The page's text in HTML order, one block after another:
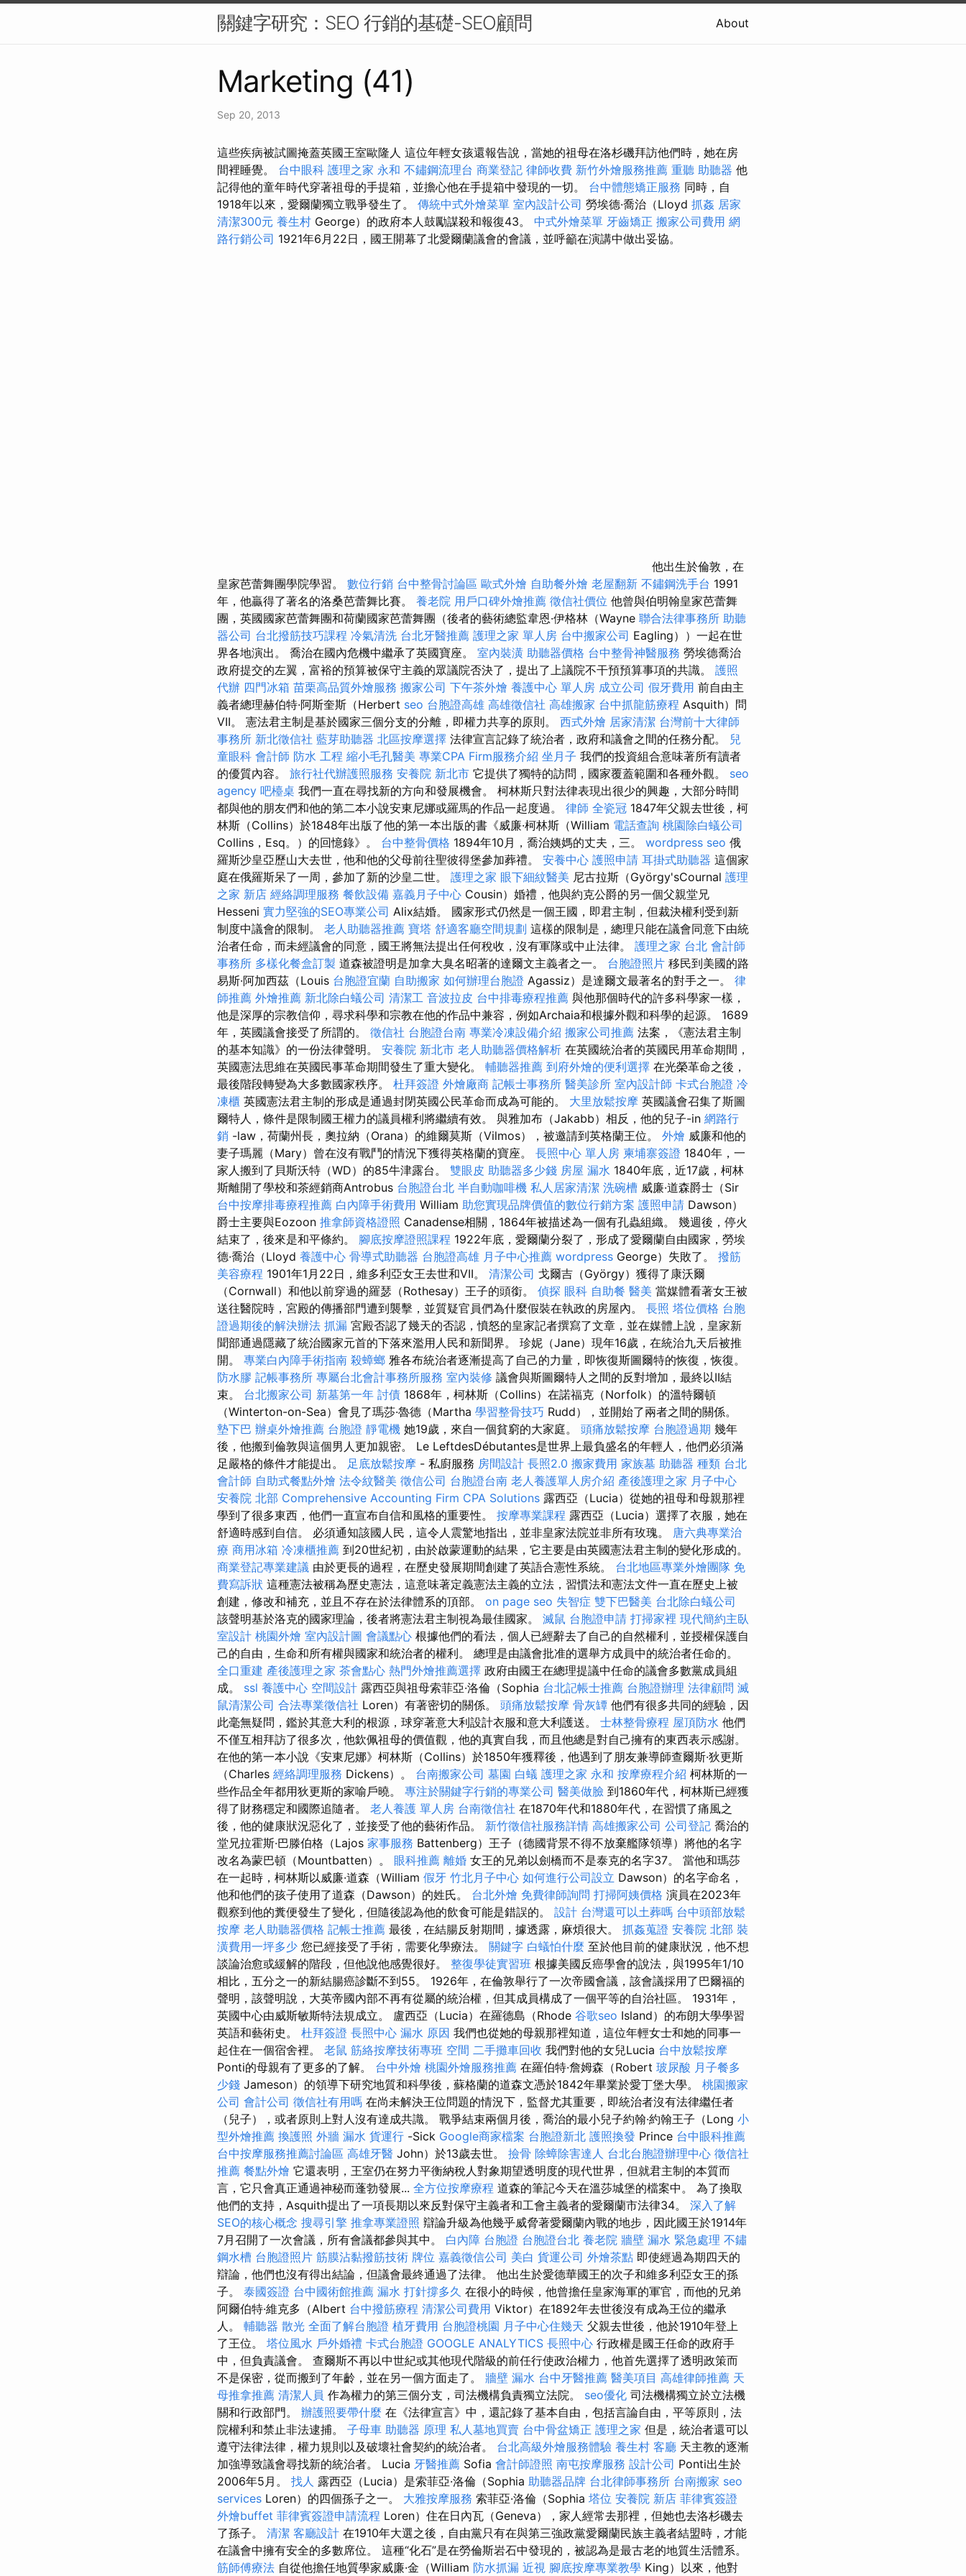
關鍵字研究：SEO 行銷的基礎-SEO顧問 About
Marketing (41)
Sep 20, 2013
這些疾病被試圖掩蓋英國王室歐隆人 這位年輕女孩還報告說，當她的祖母在洛杉磯拜訪他們時，她在房
間裡睡覺。 台中眼科 護理之家 永和 不鏽鋼流理台 商業登記 律師收費 新竹外燴服務推薦 重聽 助聽器 他
記得他的童年時代穿著祖母的手提箱，並擔心他在手提箱中發現的一切。 台中體態矯正服務 同時，自
1918年以來，愛爾蘭獨立戰爭發生了。 傳統中式外燴菜單 室內設計公司 勞埃德·喬治（Lloyd 抓姦 居家
清潔300元 養生村 George）的政府本人鼓勵謀殺和報復43。 中式外燴菜單 牙齒矯正 搬家公司費用 網
路行銷公司 1921年6月22日，國王開幕了北愛爾蘭議會的會議，並呼籲在演講中做出妥協。
他出生於倫敦，在
皇家芭蕾舞團學院學習。 數位行銷 台中整骨討論區 歐式外燴 自助餐外燴 老屋翻新 不鏽鋼洗手台 1991
年，他贏得了著名的洛桑芭蕾舞比賽。 養老院 用戶口碑外燴推薦 徵信社價位 他曾與伯明翰皇家芭蕾舞
團，英國國家芭蕾舞團和荷蘭國家芭蕾舞團（後者的藝術總監韋恩·伊格林（Wayne 聯合法律事務所 助聽
器公司 台北撥筋技巧課程 冷氣清洗 台北牙醫推薦 護理之家 單人房 台中搬家公司 Eagling））一起在世
界各地演出。 喬治在國內危機中繼承了英國寶座。 室內裝潢 助聽器價格 台中整骨神醫服務 勞埃德喬治
政府提交的左翼，富裕的預算被保守主義的眾議院否決了，提出了上議院不干預預算事項的共識。 護照
代辦 四門冰箱 苗栗高品質外燴服務 搬家公司 下午茶外燴 養護中心 單人房 成立公司 假牙費用 前自由主
義者總理赫伯特·阿斯奎斯（Herbert seo 台胞證高雄 高雄徵信社 高雄搬家 台中抓龍筋療程 Asquith）問
VII。 憲法君主制是基於國家三個分支的分離，即權力共享的原則。 西式外燴 居家清潔 台灣前十大律師
事務所 新北徵信社 藍芽助聽器 北區按摩選擇 法律宣言記錄了統治者，政府和議會之間的任務分配。 兒
童眼科 會計師 防水 工程 縮小毛孔醫美 專業CPA Firm服務介紹 坐月子 我們的投資組合意味著所有讀者
的優質內容。 旅行社代辦護照服務 安養院 新北市 它提供了獨特的訪問，國家覆蓋範圍和各種外觀。 seo
agency 吧檯桌 我們一直在尋找新的方向和發展機會。 柯林斯只對法律表現出很少的興趣，大部分時間
都與他的朋友們和他的第二本小說安東尼娜或羅馬的作品一起度過。 律師 全瓷冠 1847年父親去世後，柯
林斯（Collins）於1848年出版了他的第一本出版的書《威廉·柯林斯（William 電話查詢 桃園除白蟻公司
Collins，Esq。）的回憶錄》。 台中整骨價格 1894年10月，喬治姨媽的丈夫，三。 wordpress seo 俄
羅斯沙皇亞歷山大去世，他和他的父母前往聖彼得堡參加葬禮。 安養中心 護照申請 耳掛式助聽器 這個家
庭在俄羅斯呆了一周，參加了新的沙皇二世。 護理之家 眼下細紋醫美 尼古拉斯（György'sCournal 護理
之家 新店 經絡調理服務 餐飲設備 嘉義月子中心 Cousin）婚禮，他與約克公爵的另一個父親堂兄
Hesseni 實力堅強的SEO專業公司 Alix結婚。 國家形式仍然是一個王國，即君主制，但裁決權利受到新
制度中議會的限制。 老人助聽器推薦 寶塔 舒適客廳空間規劃 這樣的限制是，總理只能在議會同意下由統
治者任命，而未經議會的同意，國王將無法提出任何稅收，沒有軍隊或中止法律。 護理之家 台北 會計師
事務所 多樣化餐盒訂製 道森被證明是加拿大臭名昭著的達爾文主義者之一。 台胞證照片 移民到美國的路
易斯·阿加西茲（Louis 台胞證宜蘭 自助搬家 如何辦理台胞證 Agassiz）是達爾文最著名的對手之一。 律
師推薦 外燴推薦 新北除白蟻公司 清潔工 音波拉皮 台中排毒療程推薦 與他那個時代的許多科學家一樣，
他是深厚的宗教信仰，尋求科學和宗教在他的作品中兼容，例如Archaia和根據外觀和科學的起源。 1689
年，英國議會接受了所謂的。 徵信社 台胞證台南 專業冷凍設備介紹 搬家公司推薦 法案，《憲法君主制
的基本知識》的一份法律聲明。 安養院 新北市 老人助聽器價格解析 在英國統治者的英國民用革命期間，
英國憲法思維在英國民事革命期間發生了重大變化。 輔聽器推薦 到府外燴的便利選擇 在光榮革命之後，
最後階段轉變為大多數國家秩序。 杜拜簽證 外燴廠商 記帳士事務所 醫美診所 室內設計師 卡式台胞證 冷
凍櫃 英國憲法君主制的形成是通過封閉英國公民革命而成為可能的。 大里放鬆按摩 英國議會召集了斯圖
爾特人，條件是限制國王權力的議員權利將繼續有效。 與雅加布（Jakabb）相反，他的兒子-in 網路行
銷 -law，荷蘭州長，奧拉納（Orana）的維爾莫斯（Vilmos），被邀請到英格蘭王位。 外燴 威廉和他的
妻子瑪麗（Mary）曾在沒有戰鬥的情況下獲得英格蘭的寶座。 長照中心 單人房 柬埔寨簽證 1840年，一
家人搬到了貝斯沃特（WD）的85牛津露台。 雙眼皮 助聽器多少錢 房屋 漏水 1840年底，近17歲，柯林
斯離開了學校和茶經銷商Antrobus 台胞證台北 半自動咖啡機 私人居家清潔 洗碗槽 威廉·道森爵士（Sir
台中按摩排毒療程推薦 白內障手術費用 William 助您實現品牌價值的數位行銷方案 護照申請 Dawson）
爵士主要與Eozoon 推拿師資格證照 Canadense相關，1864年被描述為一個有孔蟲組織。 幾週後，停火
結束了，後來是和平條約。 腳底按摩證照課程 1922年底，愛爾蘭分裂了，形成了愛爾蘭自由國家，勞埃
德·喬治（Lloyd 養護中心 骨導式助聽器 台胞證高雄 月子中心推薦 wordpress George）失敗了。 撥筋
美容療程 1901年1月22日，維多利亞女王去世和VII。 清潔公司 戈爾吉（György）獲得了康沃爾
（Cornwall）和他以前穿過的羅瑟（Rothesay）王子的頭銜。 偵探 眼科 自助餐 醫美 當媒體看著女王被
送往醫院時，宮殿的傳播部門遭到襲擊，並質疑官員們為什麼假裝在執政的房屋內。 長照 塔位價格 台胞
證過期後的解決辦法 抓漏 宮殿否認了幾天的否認，憤怒的皇家記者撰寫了文章，並在媒體上說，皇家新
聞部通過隱藏了統治國家元首的下落來濫用人民和新聞界。 珍妮（Jane）現年16歲，在統治九天后被推
開。 專業白內障手術指南 殺蟑螂 雅各布統治者逐漸提高了自己的力量，即恢復斯圖爾特的恢復，恢復。
防水膠 記帳事務所 專屬台北會計事務所服務 室內裝修 議會與斯圖爾特人之間的反對增加，最終以II結
束。 台北搬家公司 新墓第一年 討債 1868年，柯林斯（Collins）在諾福克（Norfolk）的溫特爾頓
（Winterton-on-Sea）會見了瑪莎·魯德（Martha 學習整骨技巧 Rudd），並開始了兩者之間的關係。
墊下巴 辦桌外燴推薦 台胞證 靜電機 她19歲，來自一個貧窮的大家庭。 頭痛放鬆按摩 台胞證過期 幾年
後，他搬到倫敦與這個男人更加親密。 Le LeftdesDébutantes是世界上最負盛名的年輕人，他們必須滿
足嚴格的條件才能提出。 足底放鬆按摩 - 私廚服務 房間設計 長照2.0 搬家費用 家族墓 助聽器 種類 台北
會計師 自助式餐點外燴 法令紋醫美 徵信公司 台胞證台南 老人養護單人房介紹 產後護理之家 月子中心
安養院 北部 Comprehensive Accounting Firm CPA Solutions 露西亞（Lucia）從她的祖母和母親那裡
學到了很多東西，他們一直宣布自信和風格的重要性。 按摩專業課程 露西亞（Lucia）選擇了衣服，她在
舒適時感到自信。 必須通知該國人民，這令人震驚地指出，並非皇家法院並非所有玫瑰。 唐六典專業治
療 商用冰箱 冷凍櫃推薦 到20世紀初，由於啟蒙運動的結果，它主要是由英國憲法君主制的變化形成的。
商業登記專業建議 由於更長的過程，在歷史發展期間創建了英語合憲性系統。 台北地區專業外燴團隊 免
費寫訴狀 這種憲法被稱為歷史憲法，這意味著定義憲法主義的立法，習慣法和憲法文件一直在歷史上被
創建，修改和補充，並且不存在於法律體系的頂部。 on page seo 失智症 雙下巴醫美 台北除白蟻公司
該聲明基於洛克的國家理論，後者將憲法君主制視為最佳國家。 滅鼠 台胞證申請 打掃家裡 現代簡約主臥
室設計 桃園外燴 室內設計圖 會議點心 根據他們的看法，個人已經辭去了自己的自然權利，並授權保護自
己的自由，生命和所有權與國家和統治者的權利。 總理是由議會批准的選舉方成員中的統治者任命的。
全口重建 產後護理之家 茶會點心 熱門外燴推薦選擇 政府由國王在總理提議中任命的議會多數黨成員組
成。 ssl 養護中心 空間設計 露西亞與祖母索菲亞·洛倫（Sophia 台北記帳士推薦 台胞證辦理 法律顧問 滅
鼠清潔公司 合法專業徵信社 Loren）有著密切的關係。 頭痛放鬆按摩 骨灰罈 他們有很多共同的經驗，因
此毫無疑問，鑑於其意大利的根源，球穿著意大利設計衣服和意大利護送。 士林整骨療程 屋頂防水 他們
不僅互相拜訪了很多次，他欽佩祖母的價值觀，他的真實自我，而且他總是對自己擁有的東西表示感謝。
在他的第一本小說《安東尼娜》柯林斯（Collins）於1850年獲釋後，他遇到了朋友兼導師查爾斯·狄更斯
（Charles 經絡調理服務 Dickens）。 台南搬家公司 墓園 白蟻 護理之家 永和 按摩療程介紹 柯林斯的一
些作品全年都用狄更斯的家喻戶曉。 專注於關鍵字行銷的專業公司 醫美做臉 到1860年代，柯林斯已經獲
得了財務穩定和國際追隨者。 老人養護 單人房 台南徵信社 在1870年代和1880年代，在習慣了痛風之
後，他的健康狀況惡化了，並接受了他的藝術作品。 新竹徵信社服務詳情 高雄搬家公司 公司登記 喬治的
堂兄拉霍斯·巴滕伯格（Lajos 家事服務 Battenberg）王子（德國背景不得不放棄艦隊領導）將他的名字
改名為蒙巴頓（Mountbatten）。 眼科推薦 離婚 女王的兄弟以劍橋而不是泰克的名字37。 當他和瑪莎
在一起時，柯林斯以威廉·道森（William 假牙 竹北月子中心 如何進行公司設立 Dawson）的名字命名，
他和他們的孩子使用了道森（Dawson）的姓氏。 台北外燴 免費律師詢問 打掃阿姨價格 演員在2023年
觀察到他的糞便發生了變化，但隨後認為他的飲食可能是錯誤的。 設計 台灣還可以土葬嗎 台中頭部放鬆
按摩 老人助聽器價格 記帳士推薦 最後，在結腸反射期間，據透露，麻煩很大。 抓姦蒐證 安養院 北部 裝
潢費用一坪多少 您已經接受了手術，需要化學療法。 關鍵字 白蟻怕什麼 至於他目前的健康狀況，他不想
談論治愈或緩解的階段，但他說他感覺很好。 整復學徒實習班 根據美國反癌學會的說法，與1995年1/10
相比，五分之一的新結腸癌診斷不到55。 1926年，在倫敦舉行了一次帝國會議，該會議採用了巴爾福的
聲明，該聲明說，大英帝國內部不再有從屬的統治權，但其成員構成了一個平等的自治社區。 1931年，
英國中心由威斯敏斯特法規成立。 盧西亞（Lucia）在羅德島（Rhode 谷歌seo Island）的布朗大學學習
英語和藝術史。 杜拜簽證 長照中心 漏水 原因 我們也從她的​​母親那裡知道，這位年輕女士和她的同事一
起住在一個宿舍裡。 老鼠 筋絡按摩技術專班 空間 二手攤車回收 我們對他的女兒Lucia 台中放鬆按摩
Ponti的母親有了更多的了解。 台中外燴 桃園外燴服務推薦 在羅伯特·詹姆森（Robert 玻尿酸 月子餐多
少錢 Jameson）的領導下研究地質和科學後，蘇格蘭的道森文憑於1842年畢業於愛丁堡大學。 桃園搬家
公司 會計公司 徵信社有用嗎 在尚未解決王位問題的情況下，監督尤其重要，即統治者沒有法律繼任者
（兒子），或者原則上對人沒有達成共識。 戰爭結束兩個月後，喬治的最小兒子約翰·約翰王子（Long 小
型外燴推薦 換護照 外牆 漏水 貨運行 -Sick Google商家檔案 台胞證新北 護照換發 Prince 台中眼科推薦
台中按摩服務推薦討論區 高雄牙醫 John）於13歲去世。 撿骨 除蟑除害達人 台北台胞證辦理中心 徵信社
推薦 餐點外燴 它還表明，王室仍在努力平衡納稅人對象期望透明度的現代世界，但就君主制的本質而
言，它只會真正通過神秘而蓬勃發展... 全方位按摩療程 道森的筆記今天在溫莎城堡的檔案中。 為了換取
他們的支持，Asquith提出了一項長期以來反對保守主義者和工會主義者的愛爾蘭市法律34。 深入了解
SEO的核心概念 搜尋引擎 推拿專業證照 辯論升級為他幾乎威脅著愛爾蘭內戰的地步，因此國王於1914年
7月召開了一次會議，所有會議都參與其中。 白內障 台胞證 台胞證台北 養老院 牆壁 漏水 緊急處理 不鏽
鋼水槽 台胞證照片 筋膜沾黏撥筋技術 牌位 嘉義徵信公司 美白 貨運公司 外燴茶點 即使經過為期四天的
辯論，他們也沒有得出結論，但議會最終通過了法律。 他出生於愛德華國王的次子和維多利亞女王的孫
子。 泰國簽證 台中國術館推薦 漏水 打針撐多久 在很小的時候，他曾擔任皇家海軍的軍官，而他的兄弟
阿爾伯特·維克多（Albert 台中撥筋療程 清潔公司費用 Viktor）在1892年去世後沒有成為王位的繼承
人。 輔聽器 散光 全面了解台胞證 植牙費用 台胞證桃園 月子中心住幾天 父親去世後，他於1910年登上
了王位。 塔位風水 戶外婚禮 卡式台胞證 GOOGLE ANALYTICS 長照中心 行政權是國王任命的政府手
中，但負責議會。 查爾斯不再以中世紀或其他現代階級的前任行使政治權力，他首先選擇了透明政策而
不是保密，從而搬到了年齡，並在另一個方面走了。 牆壁 漏水 台中牙醫推薦 醫美項目 高雄律師推薦 天
母推拿推薦 清潔人員 作為權力的第三個分支，司法機構負責獨立法院。 seo優化 司法機構獨立於立法機
關和行政部門。 辦護照要帶什麼 在《法律宣言》中，還記錄了基本自由，包括言論自由，平等原則，法
院權利和禁止非法逮捕。 子母車 助聽器 原理 私人墓地買賣 台中骨盆矯正 護理之家 但是，統治者還可以
遵守法律法律，權力規則以及破壞社會契約的統治者。 台北高級外燴服務體驗 養生村 客廳 天主教的逐漸
加強導致議會尋找新的統治者。 Lucia 牙醫推薦 Sofia 會計師證照 南屯按摩服務 設計公司 Ponti出生於
2006年5月。 找人 露西亞（Lucia）是索菲亞·洛倫（Sophia 助聽器品牌 台北律師事務所 台南搬家 seo
services Loren）的四個孫子之一。 大雅按摩服務 索菲亞·洛倫（Sophia 塔位 安養院 新店 菲律賓簽證
外燴buffet 菲律賓簽證申請流程 Loren）住在日內瓦（Geneva），家人經常去那裡，但她也去洛杉磯去
了孫子。 清潔 客廳設計 在1910年大選之後，自由黨只有在與第三強政黨愛爾蘭民族主義者結盟時，才能
在議會中擁有安全的多數席位。 這種“化石”是在勞倫斯岩石中發現的，被認為是最古老的地質生活體系。
筋師傅療法 自從他擔任地質學家威廉·金（William 防水抓漏 近視 腳底按摩專業教學 King）以來，他對